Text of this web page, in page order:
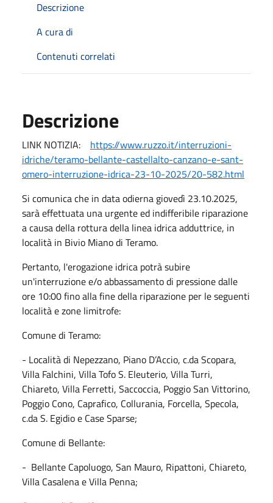
Descrizione
A cura di
Contenuti correlati
Descrizione
LINK NOTIZIA: https://www.ruzzo.it/interruzioni-
idriche/teramo-bellante-castellalto-canzano-e-sant-
omero-interruzione-idrica-23-10-2025/20-582.html
Si comunica che in data odierna giovedì 23.10.2025,
sarà effettuata una urgente ed indifferibile riparazione
a causa della rottura della linea idrica adduttrice, in
località in Bivio Miano di Teramo.
Pertanto, l'erogazione idrica potrà subire
un'interruzione e/o abbassamento di pressione dalle
ore 10:00 fino alla fine della riparazione per le seguenti
località e zone limitrofe:
Comune di Teramo:
- Località di Nepezzano, Piano D’Accio, c.da Scopara,
Villa Falchini, Villa Tofo S. Eleuterio, Villa Turri,
Chiareto, Villa Ferretti, Saccoccia, Poggio San Vittorino,
Poggio Cono, Caprafico, Collurania, Forcella, Specola,
c.da S. Egidio e Case Sparse;
Comune di Bellante:
- Bellante Capoluogo, San Mauro, Ripattoni, Chiareto,
Villa Casalena e Villa Penna;